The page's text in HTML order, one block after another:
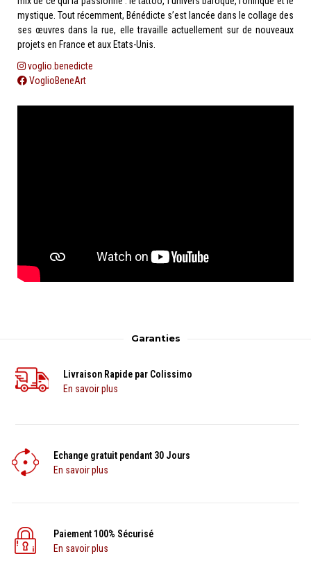
mystique. Tout récemment, Bénédicte s’est lancée dans le collage des
ses œuvres dans la rue, elle travaille actuellement sur de nouveaux
projets en France et aux Etats-Unis.
voglio.benedicte
VoglioBeneArt
Garanties
Livraison Rapide par Colissimo
En savoir plus
Echange gratuit pendant 30 Jours
En savoir plus
Paiement 100% Sécurisé
En savoir plus